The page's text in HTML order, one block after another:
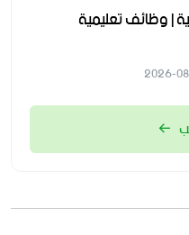
| وظائف تعليمية